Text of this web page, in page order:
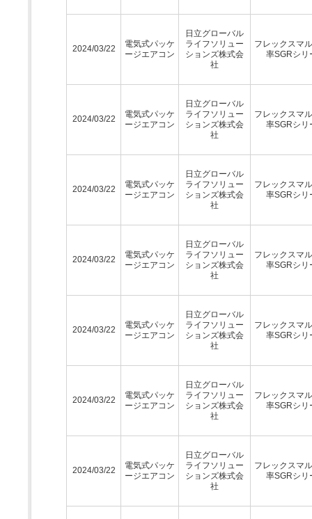
2024/03/22
電気式パッケ
ージエアコン
日立グローバル
ライフソリュー
ションズ株式会
社
フレックスマ
率SGRシリ
2024/03/22
電気式パッケ
ージエアコン
日立グローバル
ライフソリュー
ションズ株式会
社
フレックスマ
率SGRシリ
2024/03/22
電気式パッケ
ージエアコン
日立グローバル
ライフソリュー
ションズ株式会
社
フレックスマ
率SGRシリ
2024/03/22
電気式パッケ
ージエアコン
日立グローバル
ライフソリュー
ションズ株式会
社
フレックスマ
率SGRシリ
2024/03/22
電気式パッケ
ージエアコン
日立グローバル
ライフソリュー
ションズ株式会
社
フレックスマ
率SGRシリ
2024/03/22
電気式パッケ
ージエアコン
日立グローバル
ライフソリュー
ションズ株式会
社
フレックスマ
率SGRシリ
2024/03/22
電気式パッケ
ージエアコン
日立グローバル
ライフソリュー
ションズ株式会
社
フレックスマ
率SGRシリ